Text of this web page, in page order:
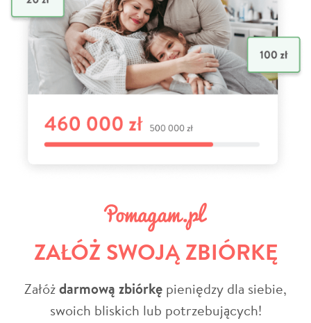
ZAŁÓŻ SWOJĄ ZBIÓRKĘ
Załóżdarmową zbiórkę pieniędzy dla siebie,
swoich bliskich lub potrzebujących!